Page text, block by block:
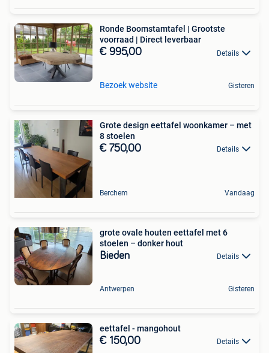
Ronde Boomstamtafel | Grootste
voorraad | Direct leverbaar
€ 995,00 Details
Bezoek website Gisteren
Grote design eettafel woonkamer – met
8 stoelen
€ 750,00 Details
Berchem Vandaag
grote ovale houten eettafel met 6
stoelen – donker hout
Bieden Details
Antwerpen Gisteren
eettafel - mangohout
€ 150,00 Details